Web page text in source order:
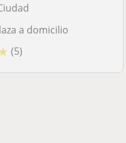
a domicilio
(5)